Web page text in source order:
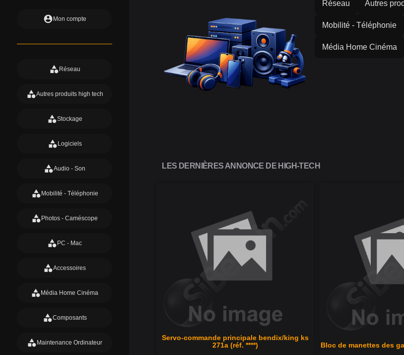
account_circle Mon compte
category Réseau
categoryAutres produits high tech
categoryStockage
category Logiciels
categoryAudio - Son
category Mobilité - Téléphonie
category Photos - Caméscope
category PC - Mac
categoryAccessoires
category Média Home Cinéma
categoryComposants
category Maintenance Ordinateur
Réseau Autres
Mobilité - Téléphonie
Média Home Cinéma
LES DERNIÈRES ANNONCE DE HIGH-TECH
Servo-commande principale bendix/king ks
271a (réf. ****)
Bloc de manettes des